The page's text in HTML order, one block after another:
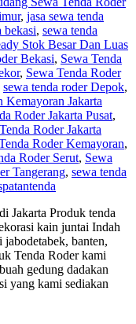
, jasa sewa tenda
bekasi, sewa tenda
Stok Besar Dan Luas
Bekasi, Sewa Tenda
, Sewa Tenda Roder
sewa tenda roder Depok,
Kemayoran Jakarta
Roder Jakarta Pusat,
Roder Jakarta
Roder Kemayoran,
Roder Serut, Sewa
Tangerang, sewa tenda
tenda
Jakarta Produk tenda
kain juntai Indah
banten,
Tenda Roder kami
gedung dadakan
yang kami sediakan